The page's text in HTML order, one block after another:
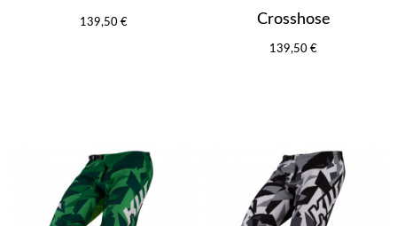
139,50 €
Crosshose
139,50 €